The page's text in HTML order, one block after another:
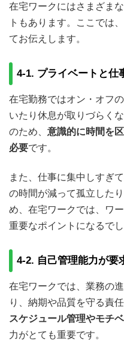
在宅ワークにはさまざま
トもあります。ここでは
てお伝えします。
4-1. プライベートと仕
在宅勤務ではオン・オフ
いたり休息が取りづらく
のため、 意識的に時間を
必要です。
また、仕事に集中しすぎ
の時間が減って孤立した
め、在宅ワークでは、ワ
重要なポイントになるでし
4-2. 自己管理能力が要
在宅ワークでは、業務の
り、納期や品質を守る責
スケジュール管理やモチ
力がとても重要です。